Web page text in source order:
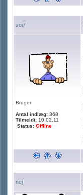
soi7
Bruger
Antal indlæg: 368
Tilmeldt: 10.02.11
Status: Offline
nej